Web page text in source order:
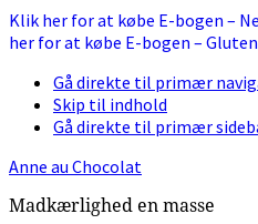
Klik her for at købe E-bogen –
her for at købe E-bogen –
Gå direkte til primær
Skip til indhold
Gå direkte til primær
Anne au Chocolat
Madkærlighed en masse